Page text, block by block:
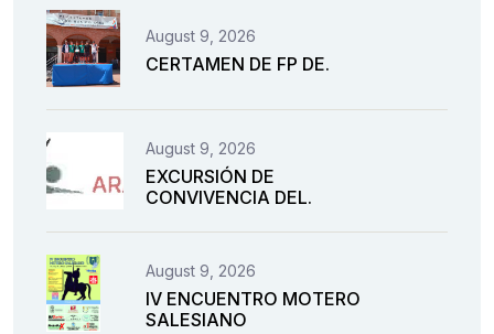
August 9, 2026
CERTAMEN DE FP DE.
August 9, 2026
EXCURSIÓN DE
CONVIVENCIA DEL.
August 9, 2026
IV ENCUENTRO MOTERO
SALESIANO